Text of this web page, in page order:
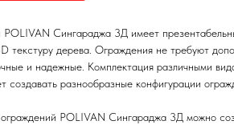
Сингараджа 3Д имеет
текстуру дерева. Ограждения не требуют
и надежные. Комплектация различными
создавать разнообразные конфигурации
POLIVAN Сингараджа 3Д можно